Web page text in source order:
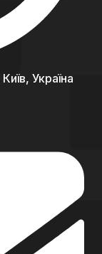
Україна